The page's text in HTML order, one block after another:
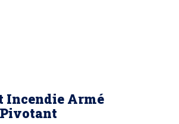
Incendie Armé
Pivotant